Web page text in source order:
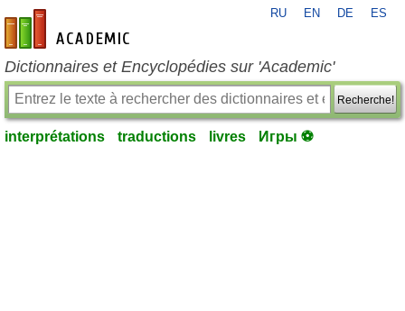
fr-academic.com
RU EN DE ES
Dictionnaires et Encyclopédies sur 'Academic'
Recherche!
interprétations traductions livres Игры ⚽